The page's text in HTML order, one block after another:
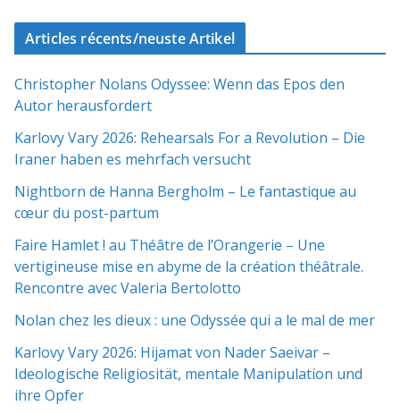
Articles récents/neuste Artikel
Christopher Nolans Odyssee: Wenn das Epos den
Autor herausfordert
Karlovy Vary 2026: Rehearsals For a Revolution – Die
Iraner haben es mehrfach versucht
Nightborn de Hanna Bergholm – Le fantastique au
cœur du post-partum
Faire Hamlet ! au Théâtre de l’Orangerie – Une
vertigineuse mise en abyme de la création théâtrale.
Rencontre avec Valeria Bertolotto
Nolan chez les dieux : une Odyssée qui a le mal de mer
Karlovy Vary 2026: Hijamat von Nader Saeivar​​ –
Ideologische Religiosität, mentale Manipulation und
ihre Opfer